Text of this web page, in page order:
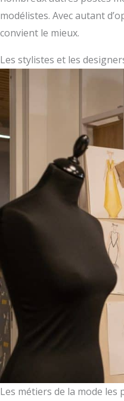
modélistes. Avec autant
convient le mieux.
Les stylistes et les
Les métiers de la mode les